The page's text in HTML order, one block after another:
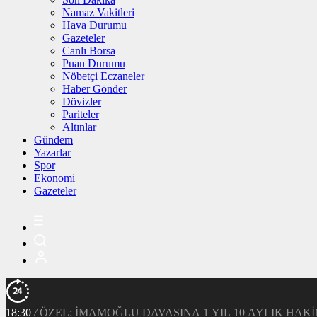
Namaz Vakitleri
Hava Durumu
Gazeteler
Canlı Borsa
Puan Durumu
Nöbetçi Eczaneler
Haber Gönder
Dövizler
Pariteler
Altınlar
Gündem
Yazarlar
Spor
Ekonomi
Gazeteler
18:30 / ÖZEL: İMAMOĞLU DAVASINA 1 YIL 10 AYLIK